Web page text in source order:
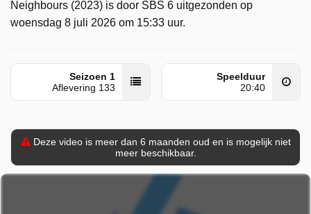
Neighbours (2023) is door SBS 6 uitgezonden op
woensdag 8 juli 2026 om 15:33 uur.
Seizoen 1
Aflevering 133
Speelduur
20:40
Deze video is meer dan 6 maanden oud en is mogelijk niet
meer beschikbaar.